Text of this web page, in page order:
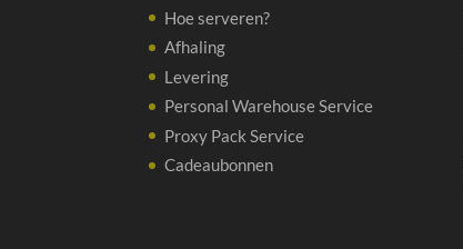
Hoe serveren?
Afhaling
Levering
Personal Warehouse Service
Proxy Pack Service
Cadeaubonnen